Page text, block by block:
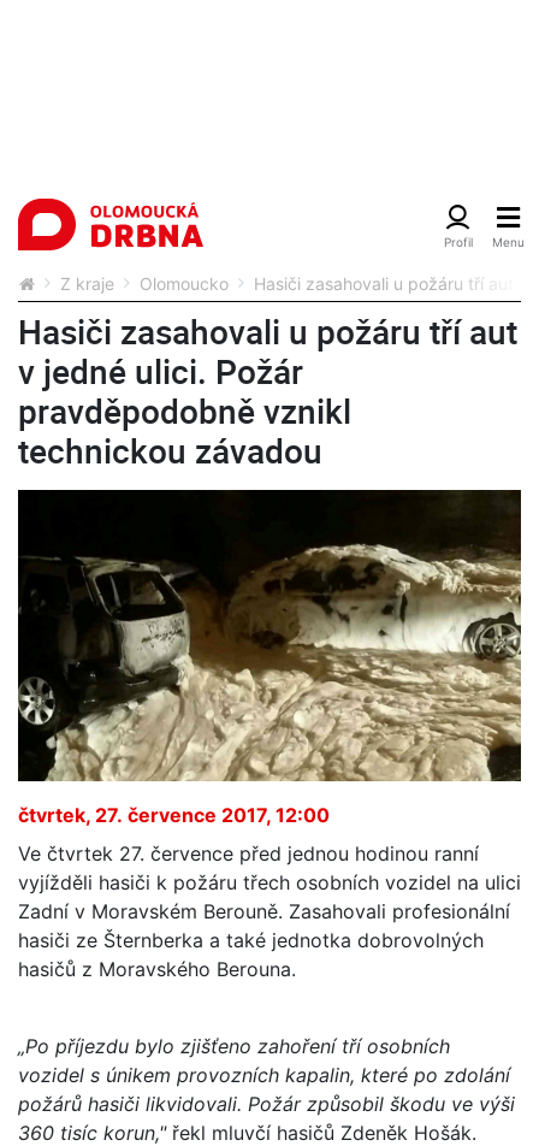
Z kraje Olomoucko Hasiči zasahovali u požáru tří aut
Hasiči zasahovali u požáru tří aut
v jedné ulici. Požár
pravděpodobně vznikl
technickou závadou
čtvrtek, 27. července 2017, 12:00
Ve čtvrtek 27. července před jednou hodinou ranní
vyjížděli hasiči k požáru třech osobních vozidel na ulici
Zadní v Moravském Berouně. Zasahovali profesionální
hasiči ze Šternberka a také jednotka dobrovolných
hasičů z Moravského Berouna.
„Po příjezdu bylo zjišťeno zahoření tří osobních
vozidel s únikem provozních kapalin, které po zdolání
požárů hasiči likvidovali. Požár způsobil škodu ve výši
360 tisíc korun,"řekl mluvčí hasičů Zdeněk Hošák.